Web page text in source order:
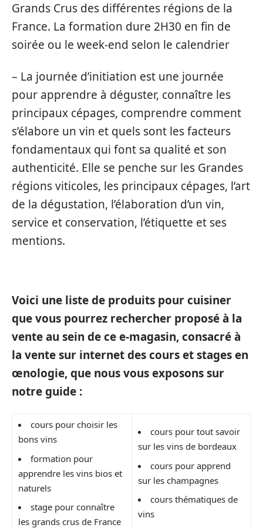
Grands Crus des différentes régions de la
France. La formation dure 2H30 en fin de
soirée ou le week-end selon le calendrier
– La journée d’initiation est une journée
pour apprendre à déguster, connaître les
principaux cépages, comprendre comment
s’élabore un vin et quels sont les facteurs
fondamentaux qui font sa qualité et son
authenticité. Elle se penche sur les Grandes
régions viticoles, les principaux cépages, l’art
de la dégustation, l’élaboration d’un vin,
service et conservation, l’étiquette et ses
mentions.
Voici une liste de produits pour cuisiner
que vous pourrez rechercher proposé à la
vente au sein de ce e-magasin, consacré à
la vente sur internet des cours et stages en
œnologie, que nous vous exposons sur
notre guide :
cours pour choisir les
bons vins
formation pour
apprendre les vins bios et
naturels
stage pour connaître
les grands crus de France
cours pour tout savoir
sur les vins de bordeaux
cours pour apprend
sur les champagnes
cours thématiques de
vins